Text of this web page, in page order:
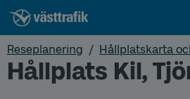
Reseplanering Hållplatskarta
Hållplats Kil,